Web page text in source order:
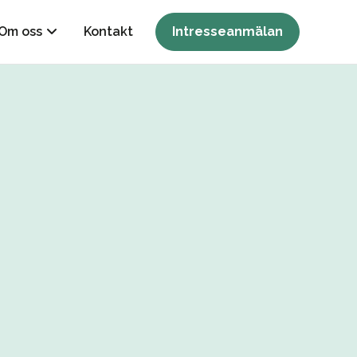
oss Kontakt Intresseanmälan